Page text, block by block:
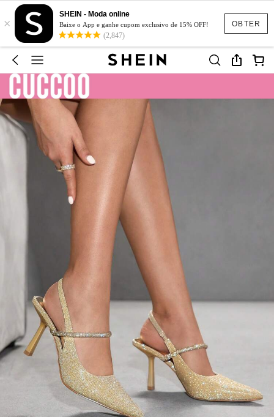
OBTER
×
SHEIN - Moda online
Baixe o App e ganhe cupom exclusivo de 15% OFF!
(2,847)